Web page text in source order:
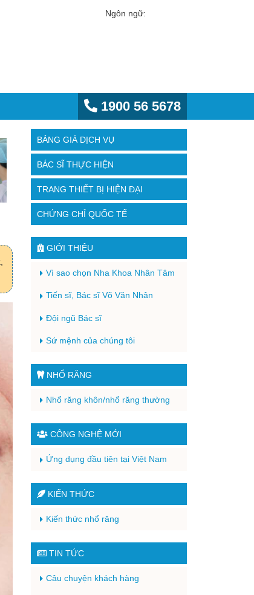
Ngôn ngữ:
1900 56 5678
BẢNG GIÁ DỊCH VỤ
BÁC SĨ THỰC HIỆN
TRANG THIẾT BỊ HIỆN ĐẠI
CHỨNG CHỈ QUỐC TẾ
GIỚI THIỆU
Vì sao chọn Nha Khoa Nhân Tâm
Tiến sĩ, Bác sĩ Võ Văn Nhân
Đội ngũ Bác sĩ
Sứ mệnh của chúng tôi
NHỔ RĂNG
Nhổ răng khôn/nhổ răng thường
CÔNG NGHỆ MỚI
Ứng dụng đầu tiên tại Việt Nam
KIẾN THỨC
Kiến thức nhổ răng
TIN TỨC
Câu chuyện khách hàng